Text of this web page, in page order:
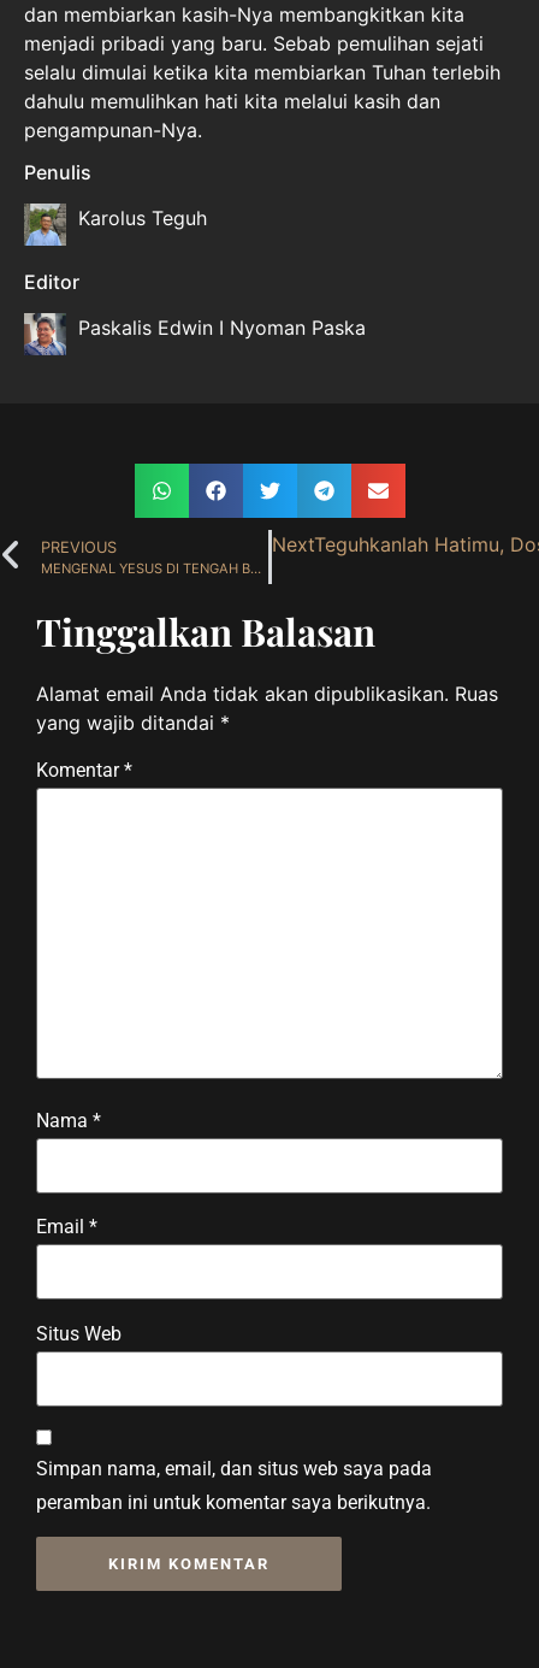
dan membiarkan kasih-Nya membangkitkan kita
menjadi pribadi yang baru. Sebab pemulihan sejati
selalu dimulai ketika kita membiarkan Tuhan terlebih
dahulu memulihkan hati kita melalui kasih dan
pengampunan-Nya.
Penulis
Karolus Teguh
Editor
Paskalis Edwin I Nyoman Paska
PREVIOUS
MENGENAL YESUS DI TENGAH BADAI ( 30 Juni 2026 )
NextTeguhkanlah Hatimu,
Tinggalkan Balasan
Alamat email Anda tidak akan dipublikasikan. Ruas
yang wajib ditandai *
Komentar*
Nama *
Email *
Situs Web
Simpan nama, email, dan situs web saya pada
peramban ini untuk komentar saya berikutnya.